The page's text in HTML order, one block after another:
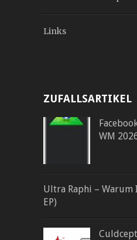
Links
ZUFALLSARTIKEL
WM
Ultra Raphi – Warum
EP)